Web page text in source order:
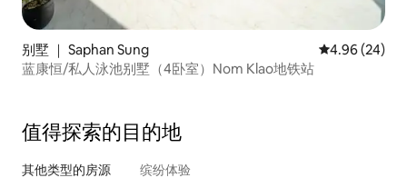
别墅 ｜ Saphan Sung 平均评分 4.96
4.96 (24)
蓝康恒/私人泳池别墅（4卧室）Nom Klao地铁站
值得探索的目的地
其他类型的房源 缤纷体验